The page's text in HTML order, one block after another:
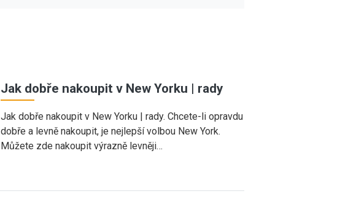
Jak dobře nakoupit v New Yorku | rady
Jak dobře nakoupit v New Yorku | rady. Chcete-li opravdu
dobře a levně nakoupit, je nejlepší volbou New York.
Můžete zde nakoupit výrazně levněji…